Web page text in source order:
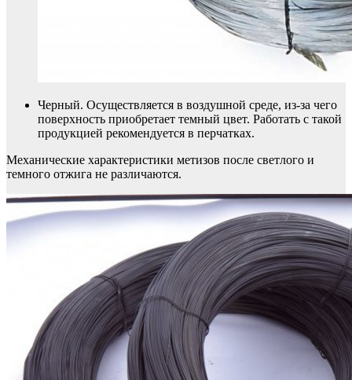
Черный. Осуществляется в воздушной среде, из-за чего
поверхность приобретает темный цвет. Работать с такой
продукцией рекомендуется в перчатках.
Механические характеристики метизов после светлого и
темного отжига не различаются.